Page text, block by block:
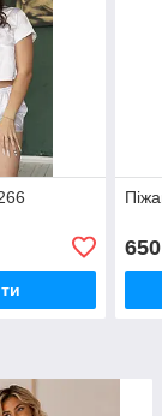
650